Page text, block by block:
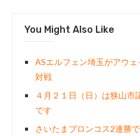
You Might Also Like
ASエルフェン埼玉がアウ
対戦
４月２１日（日）は狭山市
です
さいたまブロンコス2連勝